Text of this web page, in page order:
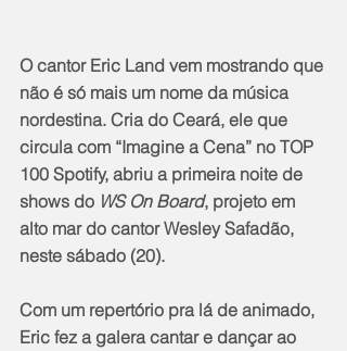
O cantor Eric Land vem mostrando que
não é só mais um nome da música
nordestina. Cria do Ceará, ele que
circula com “Imagine a Cena” no TOP
100 Spotify, abriu a primeira noite de
shows do WS On Board, projeto em
alto mar do cantor Wesley Safadão,
neste sábado (20).
Com um repertório pra lá de animado,
Eric fez a galera cantar e dançar ao